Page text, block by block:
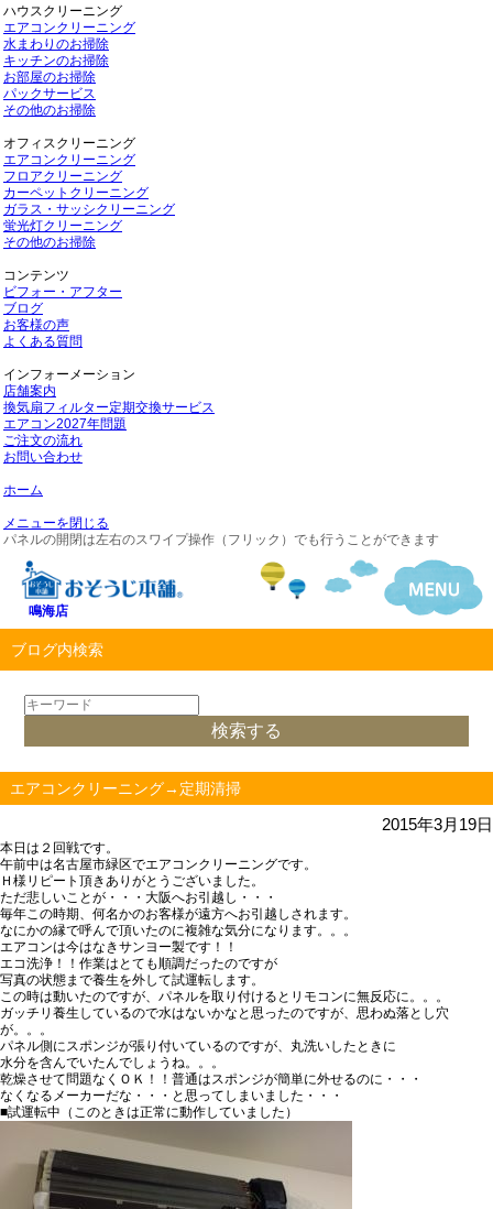
ハウスクリーニング
エアコンクリーニング
水まわりのお掃除
キッチンのお掃除
お部屋のお掃除
パックサービス
その他のお掃除
オフィスクリーニング
エアコンクリーニング
フロアクリーニング
カーペットクリーニング
ガラス・サッシクリーニング
蛍光灯クリーニング
その他のお掃除
コンテンツ
ビフォー・アフター
ブログ
お客様の声
よくある質問
インフォーメーション
店舗案内
換気扇フィルター定期交換サービス
エアコン2027年問題
ご注文の流れ
お問い合わせ
ホーム
メニューを閉じる
パネルの開閉は左右のスワイプ操作（フリック）でも行うことができます
鳴海店
ブログ内検索
エアコンクリーニング→定期清掃
2015年3月19日
本日は２回戦です。
午前中は名古屋市緑区でエアコンクリーニングです。
Ｈ様リピート頂きありがとうございました。
ただ悲しいことが・・・大阪へお引越し・・・
毎年この時期、何名かのお客様が遠方へお引越しされます。
なにかの縁で呼んで頂いたのに複雑な気分になります。。。
エアコンは今はなきサンヨー製です！！
エコ洗浄！！作業はとても順調だったのですが
写真の状態まで養生を外して試運転します。
この時は動いたのですが、パネルを取り付けるとリモコンに無反応に。。。
ガッチリ養生しているので水はないかなと思ったのですが、思わぬ落とし穴
が。。。
パネル側にスポンジが張り付いているのですが、丸洗いしたときに
水分を含んでいたんでしょうね。。。
乾燥させて問題なくＯＫ！！普通はスポンジが簡単に外せるのに・・・
なくなるメーカーだな・・・と思ってしまいました・・・
■試運転中（このときは正常に動作していました）